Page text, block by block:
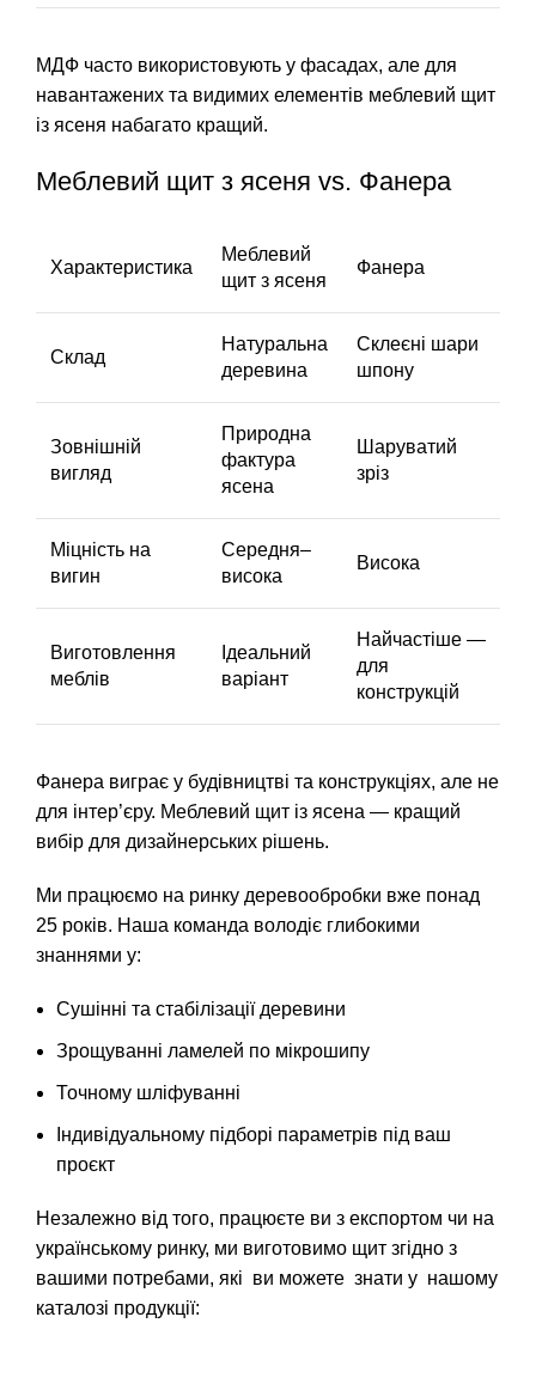
МДФ часто використовують у фасадах, але для
навантажених та видимих елементів меблевий щит
із ясеня набагато кращий.
Меблевий щит з ясеня vs. Фанера
Характеристика
Меблевий
щит з ясеня
Фанера
Склад
Натуральна
деревина
Склеєні шари
шпону
Зовнішній
вигляд
Природна
фактура
ясена
Шаруватий
зріз
Міцність на
вигин
Середня–
висока
Висока
Виготовлення
меблів
Ідеальний
варіант
Найчастіше —
для
конструкцій
Фанера виграє у будівництві та конструкціях, але не
для інтер’єру. Меблевий щит із ясена — кращий
вибір для дизайнерських рішень.
Ми працюємо на ринку деревообробки вже понад
25 років. Наша команда володіє глибокими
знаннями у:
Сушінні та стабілізації деревини
Зрощуванні ламелей по мікрошипу
Точному шліфуванні
Індивідуальному підборі параметрів під ваш
проєкт
Незалежно від того, працюєте ви з експортом чи на
українському ринку, ми виготовимо щит згідно з
вашими потребами, які ви можете знати у нашому
каталозі продукції: